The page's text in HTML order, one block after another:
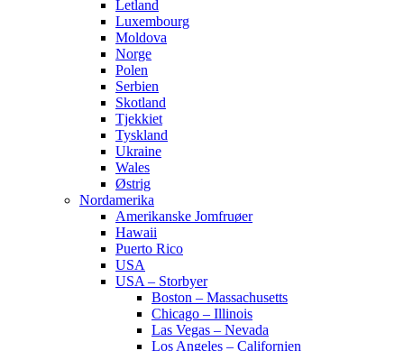
Letland
Luxembourg
Moldova
Norge
Polen
Serbien
Skotland
Tjekkiet
Tyskland
Ukraine
Wales
Østrig
Nordamerika
Amerikanske Jomfruøer
Hawaii
Puerto Rico
USA
USA – Storbyer
Boston – Massachusetts
Chicago – Illinois
Las Vegas – Nevada
Los Angeles – Californien